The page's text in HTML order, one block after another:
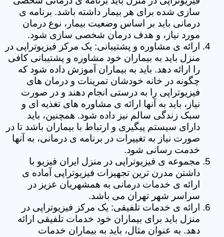
سازی شده برای هر بیمار داشته باشد. برنامه ی
درمانی باید بر اساس وضعیت بیمار، نوع درمان
مورد نیاز، و هدف درمان شخصی سازی شود.
ارائه ی مشاوره و پشتیبانی: یک مرکز فیزیوتراپی در
منزل باید به بیماران خود مشاوره و پشتیبانی کافی
را ارائه دهد. باید به بیماران آموزش داده شود که
چگونه در خانه خودشان تمرینات و درمان های
فیزیوتراپی را به درستی انجام دهند و در صورت
نیاز، باید به آنها ارائه ی مشاوره های تغذیه ای و
سبک زندگی سالم نیز داده شود. همچنین، باید
دارای سیستم پیگیری و ارتباط با بیماران باشد تا در
صورت نیاز به تغییرات در برنامه ی درمانی، به آنها
خدمت رسانی شود.
مجموعه ی فیزیوتراپی در منزل ایران فیزیو با
داشتن مدرن ترین تجهیزات فیزیوتراپی آماده ی
ارائه ی خدمات درمانی به همشهریان عزیز در
سراسر شهر تهران می باشد.
ارائه ی خدمات تلفیقی: یک مرکز فیزیوتراپی در
منزل باید برای بیماران خود خدمات تلفیقی ارائه
دهد. به عنوان مثال، باید به بیماران خدمات